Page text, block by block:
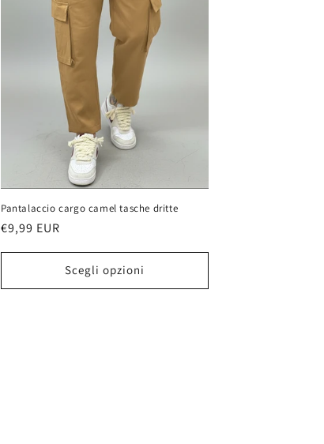
Pantalaccio cargo camel tasche dritte
Prezzo
€9,99 EUR
Scegli opzioni